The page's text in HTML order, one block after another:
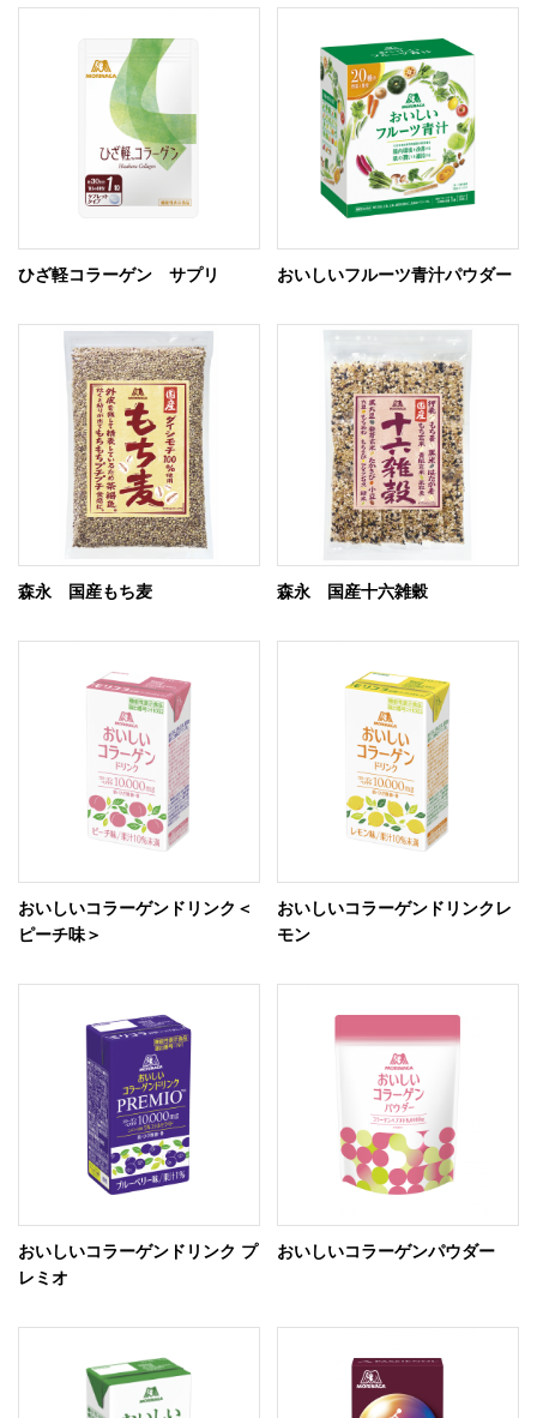
ひざ軽コラーゲン サプリ おいしいフルーツ青汁パウダー
森永 国産もち麦 森永 国産十六雑穀
おいしいコラーゲンドリンク＜
ピーチ味＞
おいしいコラーゲンドリンクレ
モン
おいしいコラーゲンドリンク プ
レミオ
おいしいコラーゲンパウダー